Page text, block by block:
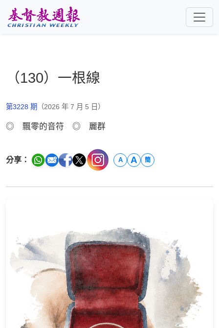
（130）一根線
第3228 期 （2026 年 7 月 5 日）
◎ 飄零的音符 ◎ 麗群
分享： A A 簡